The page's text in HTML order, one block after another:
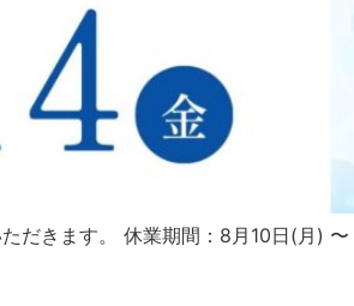
だきます。 休業期間：8月10日(月)